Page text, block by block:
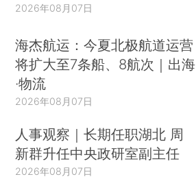
2026年08月07日
海杰航运：今夏北极航道运营
将扩大至7条船、8航次｜出海
·物流
2026年08月07日
人事观察｜长期任职湖北 周
新群升任中央政研室副主任
2026年08月07日